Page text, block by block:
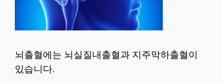
뇌출혈에는 뇌실질내출혈과 지주막하출혈이
있습니다.